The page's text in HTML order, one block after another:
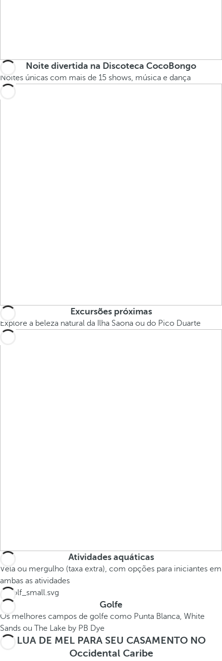
Noite divertida na Discoteca CocoBongo
Noites únicas com mais de 15 shows, música e dança
Excursões próximas
Explore a beleza natural da Ilha Saona ou do Pico Duarte
Atividades aquáticas
Vela ou mergulho (taxa extra), com opções para iniciantes em
ambas as atividades
Golfe
Os melhores campos de golfe como Punta Blanca, White
Sands ou The Lake by PB Dye
LUA DE MEL PARA SEU CASAMENTO NO
Occidental Caribe